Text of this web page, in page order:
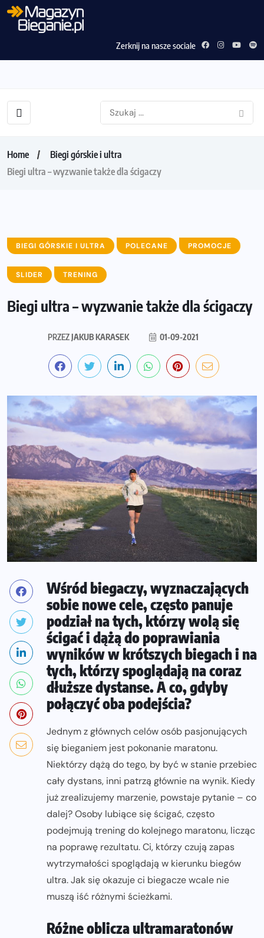
Zerknij na nasze sociale
Home
Biegi górskie i ultra
Biegi ultra – wyzwanie także dla ścigaczy
BIEGI GÓRSKIE I ULTRA POLECANE PROMOCJE
SLIDER TRENING
Biegi ultra – wyzwanie także dla ścigaczy
PRZEZJAKUB KARASEK 01-09-2021
Wśród biegaczy, wyznaczających
sobie nowe cele, często panuje
podział na tych, którzy wolą się
ścigać i dążą do poprawiania
wyników w krótszych biegach i na
tych, którzy spoglądają na coraz
dłuższe dystanse. A co, gdyby
połączyć oba podejścia?
Jednym z głównych celów osób pasjonujących
się bieganiem jest pokonanie maratonu.
Niektórzy dążą do tego, by być w stanie przebiec
cały dystans, inni patrzą głównie na wynik. Kiedy
już zrealizujemy marzenie, powstaje pytanie – co
dalej? Osoby lubiące się ścigać, często
podejmują trening do kolejnego maratonu, licząc
na poprawę rezultatu. Ci, którzy czują zapas
wytrzymałości spoglądają w kierunku biegów
ultra. Jak się okazuje ci biegacze wcale nie
muszą iść różnymi ścieżkami.
Różne oblicza ultramaratonów